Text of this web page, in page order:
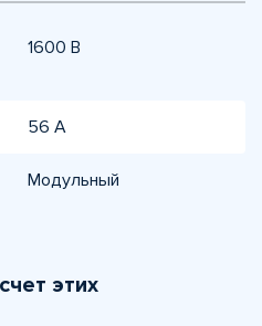
1600 В
56 А
Модульный
этих